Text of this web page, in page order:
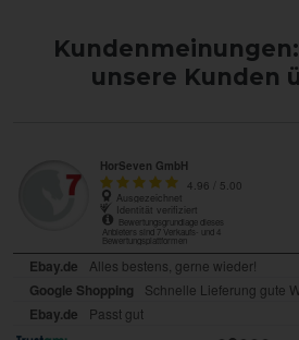
unsere Kunden